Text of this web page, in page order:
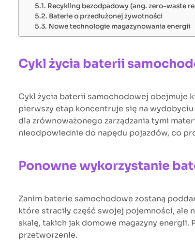
Recykling bezodpadowy (ang. zero-waste
Baterie o przedłużonej żywotności
Nowe technologie magazynowania energii
Cykl życia baterii
Cykl życia baterii samochodowej obejmuje
pierwszy etap koncentruje się na
dla zrównoważonego zarządzania tymi
nieodpowiednie do napędu pojazdów, co
Ponowne wykorzystanie
Zanim baterie samochodowe zostaną
które straciły część swojej pojemności, ale
skalę, takich jak domowe magazyny
przetworzenie.